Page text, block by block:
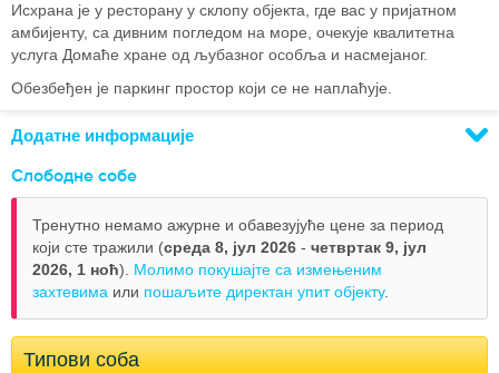
Исхрана је у ресторану у склопу објекта, где вас у пријатном
амбијенту, са дивним погледом на море, очекује квалитетна
услуга Домаће хране од љубазног особља и насмејаног.
Обезбеђен је паркинг простор који се не наплаћује.
Додатне информације
Слободне собе
Тренутно немамо ажурне и обавезујуће цене за период
који сте тражили (среда 8, јул 2026 - четвртак 9, јул
2026, 1 ноћ). Молимо покушајте са измењеним
захтевима или пошаљите директан упит објекту.
Типови соба